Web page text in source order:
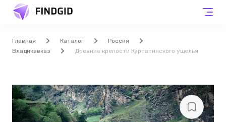
Главная Каталог
Россия
Владикавказ
Древние крепости Куртатинского ущелья